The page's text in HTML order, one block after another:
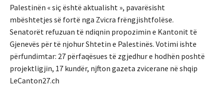
Palestinën « siç është aktualisht », pavarësisht
mbështetjes së fortë nga Zvicra frëngjishtfolëse.
Senatorët refuzuan të ndiqnin propozimin e Kantonit të
Gjenevës për të njohur Shtetin e Palestinës. Votimi ishte
përfundimtar: 27 përfaqësues të zgjedhur e hodhën poshtë
projektligjin, 17 kundër, njfton gazeta zvicerane në shqip
LeCanton27.ch